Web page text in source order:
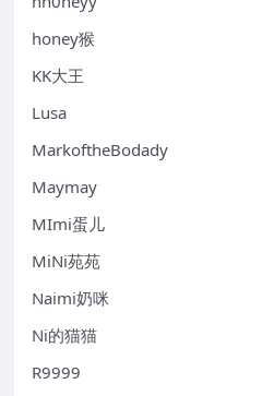
honey猴
KK大王
Lusa
MarkoftheBodady
Maymay
MImi蛋儿
MiNi苑苑
Naimi奶咪
Ni的猫猫
R9999